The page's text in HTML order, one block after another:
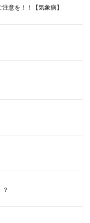
意を！！【気象病】
？